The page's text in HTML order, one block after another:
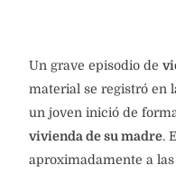
Un grave episodio de
material se registró en
un joven inició de
vivienda de su madre.
aproximadamente a